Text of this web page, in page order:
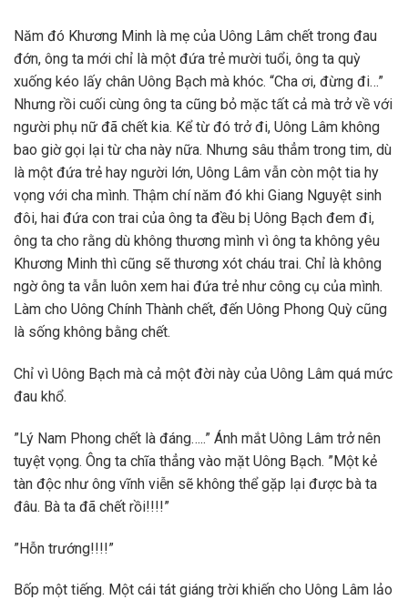
Năm đó Khương Minh là mẹ của Uông Lâm chết trong đau
đớn, ông ta mới chỉ là một đứa trẻ mười tuổi, ông ta quỳ
xuống kéo lấy chân Uông Bạch mà khóc. “Cha ơi, đừng đi…”
Nhưng rồi cuối cùng ông ta cũng bỏ mặc tất cả mà trở về với
người phụ nữ đã chết kia. Kể từ đó trở đi, Uông Lâm không
bao giờ gọi lại từ cha này nữa. Nhưng sâu thẳm trong tim, dù
là một đứa trẻ hay người lớn, Uông Lâm vẫn còn một tia hy
vọng với cha mình. Thậm chí năm đó khi Giang Nguyệt sinh
đôi, hai đứa con trai của ông ta đều bị Uông Bạch đem đi,
ông ta cho rằng dù không thương mình vì ông ta không yêu
Khương Minh thì cũng sẽ thương xót cháu trai. Chỉ là không
ngờ ông ta vẫn luôn xem hai đứa trẻ như công cụ của mình.
Làm cho Uông Chính Thành chết, đến Uông Phong Quỳ cũng
là sống không bằng chết.
Chỉ vì Uông Bạch mà cả một đời này của Uông Lâm quá mức
đau khổ.
”Lý Nam Phong chết là đáng…..” Ánh mắt Uông Lâm trở nên
tuyệt vọng. Ông ta chĩa thẳng vào mặt Uông Bạch. ”Một kẻ
tàn độc như ông vĩnh viễn sẽ không thể gặp lại được bà ta
đâu. Bà ta đã chết rồi!!!!”
”Hỗn trướng!!!!”
Bốp một tiếng. Một cái tát giáng trời khiến cho Uông Lâm lảo